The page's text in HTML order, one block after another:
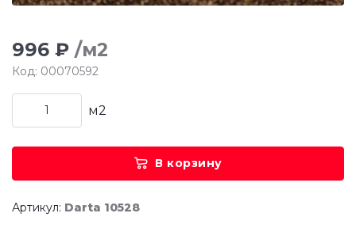
996 ₽ /м2
Код: 00070592
м2
В корзину
Артикул: Darta 10528